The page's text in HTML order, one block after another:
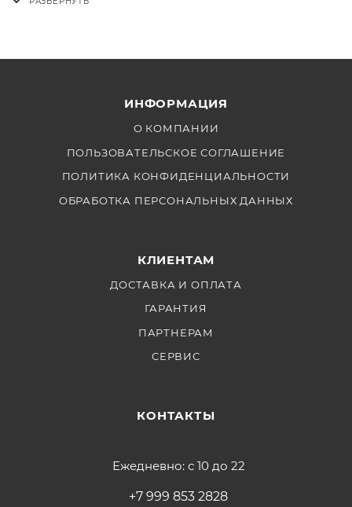
ИНФОРМАЦИЯ
О КОМПАНИИ
ПОЛЬЗОВАТЕЛЬСКОЕ СОГЛАШЕНИЕ
ПОЛИТИКА КОНФИДЕНЦИАЛЬНОСТИ
ОБРАБОТКА ПЕРСОНАЛЬНЫХ ДАННЫХ
КЛИЕНТАМ
ДОСТАВКА И ОПЛАТА
ГАРАНТИЯ
ПАРТНЕРАМ
СЕРВИС
КОНТАКТЫ
Ежедневно: с 10 до 22
+7 999 853 2828